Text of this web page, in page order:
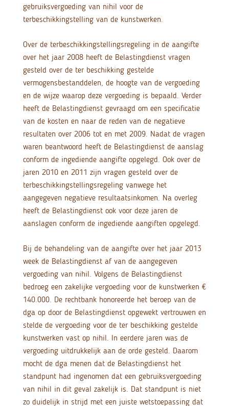
gebruiksvergoeding van nihil voor de
terbeschikkingstelling van de kunstwerken.
Over de terbeschikkingstellingsregeling in de aangifte
over het jaar 2008 heeft de Belastingdienst vragen
gesteld over de ter beschikking gestelde
vermogensbestanddelen, de hoogte van de vergoeding
en de wijze waarop deze vergoeding is bepaald. Verder
heeft de Belastingdienst gevraagd om een specificatie
van de kosten en naar de reden van de negatieve
resultaten over 2006 tot en met 2009. Nadat de vragen
waren beantwoord heeft de Belastingdienst de aanslag
conform de ingediende aangifte opgelegd. Ook over de
jaren 2010 en 2011 zijn vragen gesteld over de
terbeschikkingstellingsregeling vanwege het
aangegeven negatieve resultaatsinkomen. Na overleg
heeft de Belastingdienst ook voor deze jaren de
aanslagen conform de ingediende aangiften opgelegd.
Bij de behandeling van de aangifte over het jaar 2013
week de Belastingdienst af van de aangegeven
vergoeding van nihil. Volgens de Belastingdienst
bedroeg een zakelijke vergoeding voor de kunstwerken €
140.000. De rechtbank honoreerde het beroep van de
dga op door de Belastingdienst opgewekt vertrouwen en
stelde de vergoeding voor de ter beschikking gestelde
kunstwerken vast op nihil. In eerdere jaren was de
vergoeding uitdrukkelijk aan de orde gesteld. Daarom
mocht de dga menen dat de Belastingdienst het
standpunt had ingenomen dat een gebruiksvergoeding
van nihil in dit geval zakelijk is. Dat standpunt is niet
zo duidelijk in strijd met een juiste wetstoepassing dat